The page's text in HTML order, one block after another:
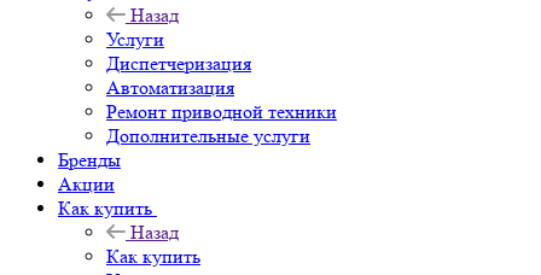
Назад
Услуги
Диспетчеризация
Автоматизация
Ремонт приводной техники
Дополнительные услуги
Бренды
Акции
Как купить
Назад
Как купить